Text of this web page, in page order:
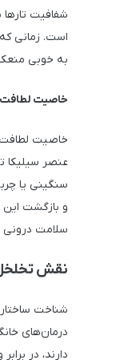
شفافیت
است. زمانی
به خوبی
خاصیت
خاصیت
عنصر سیلیکا
سنگینی یا
و بازگشت این
سلامت درونی
نقش
شناخت
درمان‌های
دارند، در